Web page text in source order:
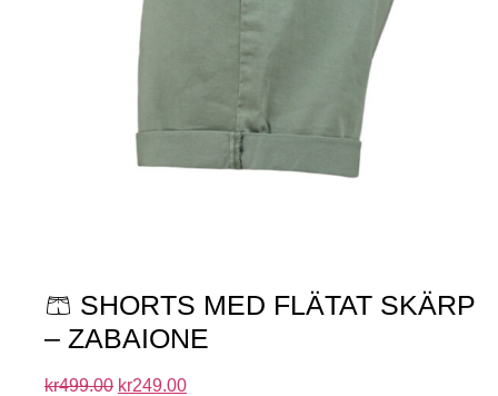
🩳 SHORTS MED FLÄTAT SKÄRP
– ZABAIONE
kr499.00 kr249.00